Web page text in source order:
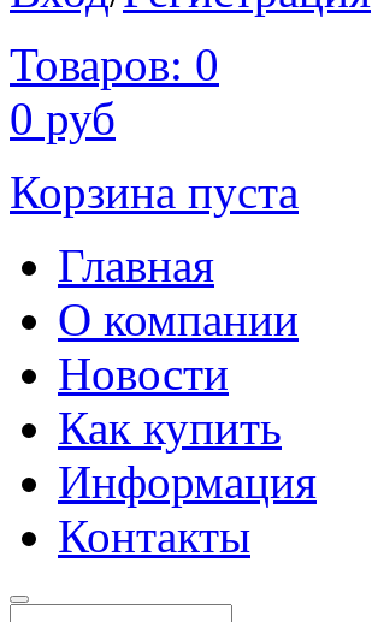
Товаров: 0
0 руб
Корзина пуста
Главная
О компании
Новости
Как купить
Информация
Контакты